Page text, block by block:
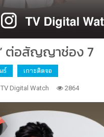
’ ต่อสัญญาช่อง 7
ธ์ เกาะติดจอ
TV Digital Watch 2864